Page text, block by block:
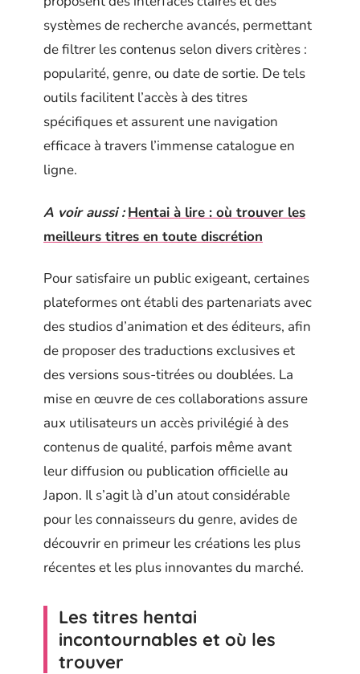
systèmes de recherche avancés, permettant
de filtrer les contenus selon divers critères :
popularité, genre, ou date de sortie. De tels
outils facilitent l’accès à des titres
spécifiques et assurent une navigation
efficace à travers l’immense catalogue en
ligne.
A voir aussi : Hentai à lire : où trouver les
meilleurs titres en toute discrétion
Pour satisfaire un public exigeant, certaines
plateformes ont établi des partenariats avec
des studios d’animation et des éditeurs, afin
de proposer des traductions exclusives et
des versions sous-titrées ou doublées. La
mise en œuvre de ces collaborations assure
aux utilisateurs un accès privilégié à des
contenus de qualité, parfois même avant
leur diffusion ou publication officielle au
Japon. Il s’agit là d’un atout considérable
pour les connaisseurs du genre, avides de
découvrir en primeur les créations les plus
récentes et les plus innovantes du marché.
Les titres hentai
incontournables et où les
trouver